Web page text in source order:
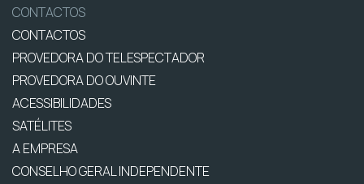
CONTACTOS
CONTACTOS
PROVEDORA DO TELESPECTADOR
PROVEDORA DO OUVINTE
ACESSIBILIDADES
SATÉLITES
A EMPRESA
CONSELHO GERAL INDEPENDENTE